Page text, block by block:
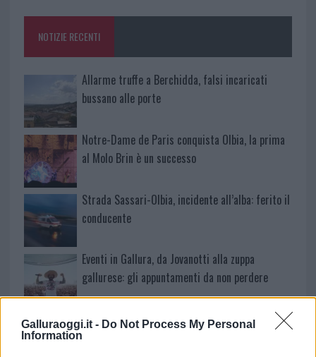
Galluraoggi.it - Do Not Process My Personal
Information
o
k
p
NOTIZIE RECENTI
Allarme truffe a Berchidda, falsi incaricati
bussano alle porte
Notre-Dame de Paris conquista Olbia, la prima
al Molo Brin è un successo
Strada Sassari-Olbia, incidente all’alba: ferito il
conducente
Eventi in Gallura, da Jovanotti alla zuppa
gallurese: gli appuntamenti da non perdere
Lettini e arredi abusivi sulla spiaggia libera,
sequestri a Olbia e Arzachena